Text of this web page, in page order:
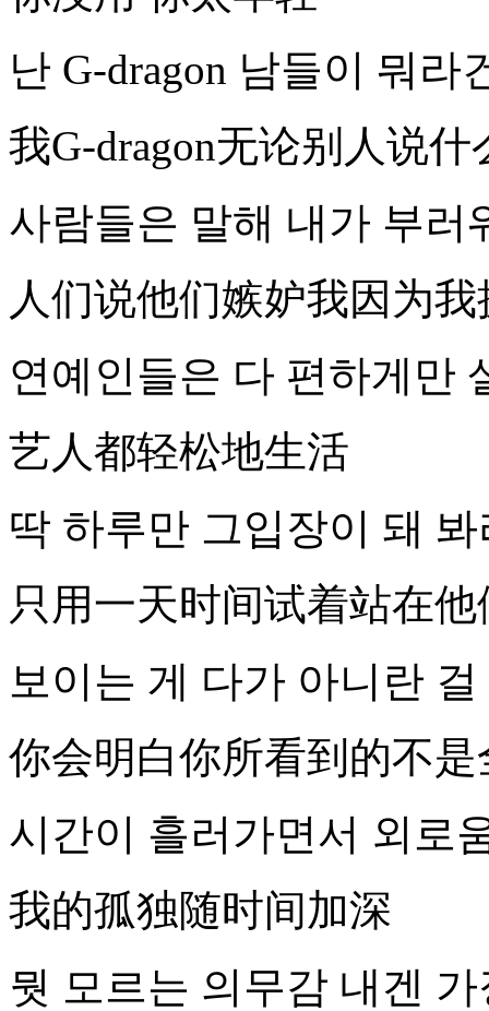
난 G-dragon 남들이 뭐라
我G-dragon无论别人说什
사람들은 말해 내가 부러
人们说他们嫉妒我因为
연예인들은 다 편하게만
艺人都轻松地生活
딱 하루만 그입장이 돼 봐
只用一天时间试着站在
보이는 게 다가 아니란
你会明白你所看到的不是
시간이 흘러가면서 외로
我的孤独随时间加深
뭣 모르는 의무감 내겐